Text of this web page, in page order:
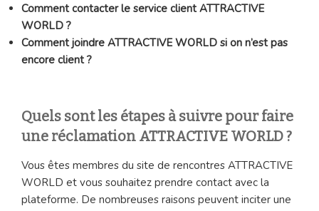
Comment contacter le service client ATTRACTIVE
WORLD ?
Comment joindre ATTRACTIVE WORLD si on n’est pas
encore client ?
Quels sont les étapes à suivre pour faire
une réclamation ATTRACTIVE WORLD ?
Vous êtes membres du site de rencontres ATTRACTIVE
WORLD et vous souhaitez prendre contact avec la
plateforme. De nombreuses raisons peuvent inciter une